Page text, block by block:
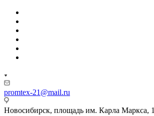
promtex-21@mail.ru
Новосибирск, площадь им. Карла Маркса, 1